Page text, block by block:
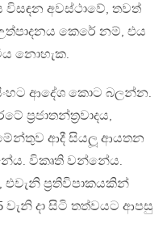
විසඳන අවස්ථාවේ, තවත්
කෙරේ නම්, එය
නොහැක.
ආදේශ කොට බලන්න.
ප‍්‍රජාතන්ත‍්‍රවාදය,
ආදී සියලූ ආයතන
විකෘති වන්නේය.
ප‍්‍රතිවිපාකයකින්
දා සිටි තත්වයට ආපසු